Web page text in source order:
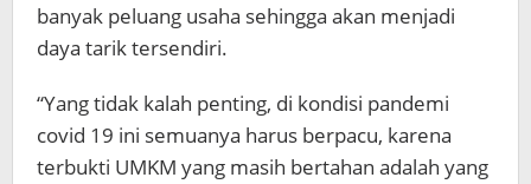
banyak peluang usaha sehingga akan menjadi
daya tarik tersendiri.
“Yang tidak kalah penting, di kondisi pandemi
covid 19 ini semuanya harus berpacu, karena
terbukti UMKM yang masih bertahan adalah yang